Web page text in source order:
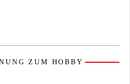
ZUM HOBBY